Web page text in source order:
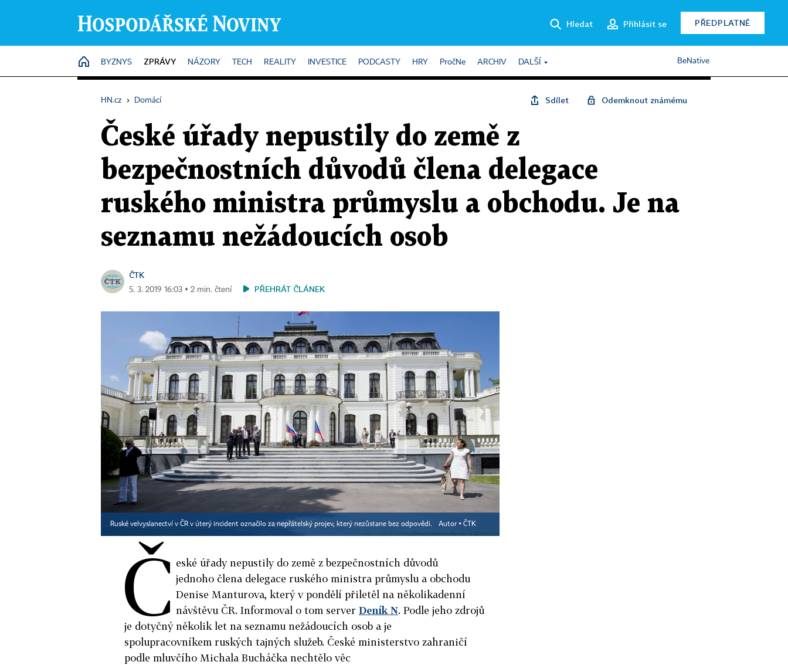
Hledat Přihlásit se PŘEDPLATNÉ
HOME
BYZNYS ZPRÁVY NÁZORY TECH REALITY INVESTICE PODCASTY HRY PročNe ARCHIV DALŠÍ BeNative
HN.cz › Domácí Sdílet Odemknout známému
České úřady nepustily do země z
bezpečnostních důvodů člena delegace
ruského ministra průmyslu a obchodu. Je na
seznamu nežádoucích osob
ČTK
5. 3. 2019 16:03 ▪ 2 min. čtení PŘEHRÁT ČLÁNEK
Ruské velvyslanectví v ČR v úterý incident označilo za nepřátelský projev, který nezůstane bez odpovědi. Autor ▪ ČTK
Č eské úřady nepustily do země z bezpečnostních důvodů
jednoho člena delegace ruského ministra průmyslu a obchodu
Denise Manturova, který v pondělí přiletěl na několikadenní
návštěvu ČR. Informoval o tom server Deník N. Podle jeho zdrojů
je dotyčný několik let na seznamu nežádoucích osob a je
spolupracovníkem ruských tajných služeb. České ministerstvo zahraničí
podle mluvčího Michala Bucháčka nechtělo věc